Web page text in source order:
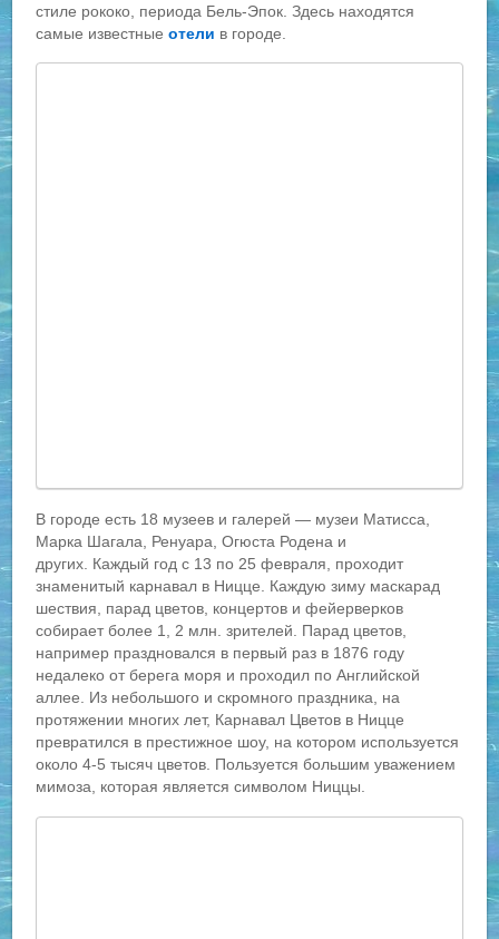
стиле рококо, периода Бель-Эпок. Здесь находятся
самые известныеотели в городе.
В городе есть 18 музеев и галерей — музеи Матисса,
Марка Шагала, Ренуара, Огюста Родена и
других. Каждый год с 13 по 25 февраля, проходит
знаменитый карнавал в Ницце. Каждую зиму маскарад
шествия, парад цветов, концертов и фейерверков
собирает более 1, 2 млн. зрителей. Парад цветов,
например праздновался в первый раз в 1876 году
недалеко от берега моря и проходил по Английской
аллее. Из небольшого и скромного праздника, на
протяжении многих лет, Карнавал Цветов в Ницце
превратился в престижное шоу, на котором используется
около 4-5 тысяч цветов. Пользуется большим уважением
мимоза, которая является символом Ниццы.